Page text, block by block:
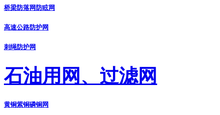
桥梁防落网防眩网
高速公路防护网
刺绳防护网
石油用网、过滤网
黄铜紫铜磷铜网